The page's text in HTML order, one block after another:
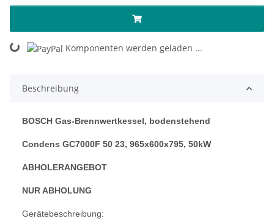
Komponenten werden geladen ...
Beschreibung
BOSCH Gas-Brennwertkessel, bodenstehend
Condens GC7000F 50 23, 965x600x795, 50kW
ABHOLERANGEBOT
NUR ABHOLUNG
Gerätebeschreibung: